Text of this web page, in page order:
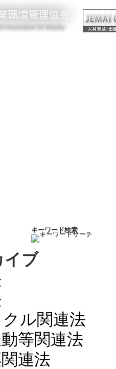
キーワード検索
イブ
ル関連法
等関連法
連法